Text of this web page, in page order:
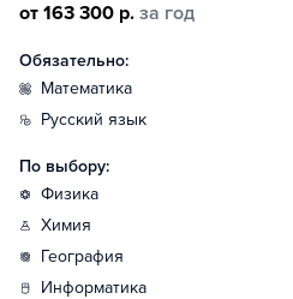
от 163 300 р. за год
Обязательно:
математика
русский язык
По выбору:
физика
химия
география
информатика